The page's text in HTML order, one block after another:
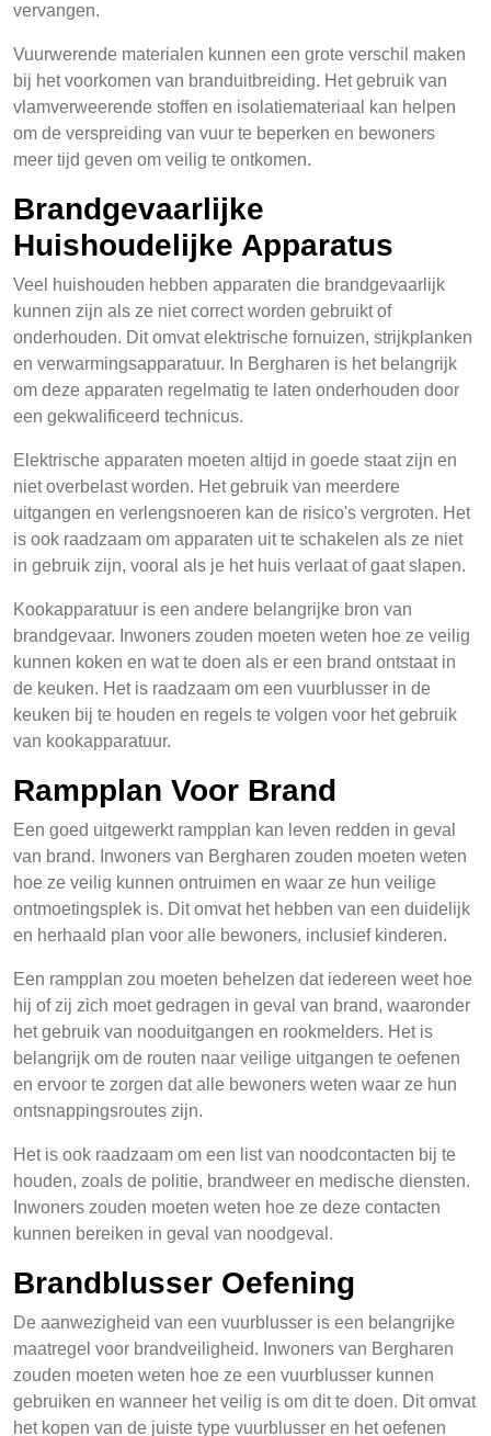
vervangen.
Vuurwerende materialen kunnen een grote verschil maken
bij het voorkomen van branduitbreiding. Het gebruik van
vlamverweerende stoffen en isolatiemateriaal kan helpen
om de verspreiding van vuur te beperken en bewoners
meer tijd geven om veilig te ontkomen.
Brandgevaarlijke
Huishoudelijke Apparatus
Veel huishouden hebben apparaten die brandgevaarlijk
kunnen zijn als ze niet correct worden gebruikt of
onderhouden. Dit omvat elektrische fornuizen, strijkplanken
en verwarmingsapparatuur. In Bergharen is het belangrijk
om deze apparaten regelmatig te laten onderhouden door
een gekwalificeerd technicus.
Elektrische apparaten moeten altijd in goede staat zijn en
niet overbelast worden. Het gebruik van meerdere
uitgangen en verlengsnoeren kan de risico's vergroten. Het
is ook raadzaam om apparaten uit te schakelen als ze niet
in gebruik zijn, vooral als je het huis verlaat of gaat slapen.
Kookapparatuur is een andere belangrijke bron van
brandgevaar. Inwoners zouden moeten weten hoe ze veilig
kunnen koken en wat te doen als er een brand ontstaat in
de keuken. Het is raadzaam om een vuurblusser in de
keuken bij te houden en regels te volgen voor het gebruik
van kookapparatuur.
Rampplan Voor Brand
Een goed uitgewerkt rampplan kan leven redden in geval
van brand. Inwoners van Bergharen zouden moeten weten
hoe ze veilig kunnen ontruimen en waar ze hun veilige
ontmoetingsplek is. Dit omvat het hebben van een duidelijk
en herhaald plan voor alle bewoners, inclusief kinderen.
Een rampplan zou moeten behelzen dat iedereen weet hoe
hij of zij zich moet gedragen in geval van brand, waaronder
het gebruik van nooduitgangen en rookmelders. Het is
belangrijk om de routen naar veilige uitgangen te oefenen
en ervoor te zorgen dat alle bewoners weten waar ze hun
ontsnappingsroutes zijn.
Het is ook raadzaam om een list van noodcontacten bij te
houden, zoals de politie, brandweer en medische diensten.
Inwoners zouden moeten weten hoe ze deze contacten
kunnen bereiken in geval van noodgeval.
Brandblusser Oefening
De aanwezigheid van een vuurblusser is een belangrijke
maatregel voor brandveiligheid. Inwoners van Bergharen
zouden moeten weten hoe ze een vuurblusser kunnen
gebruiken en wanneer het veilig is om dit te doen. Dit omvat
het kopen van de juiste type vuurblusser en het oefenen